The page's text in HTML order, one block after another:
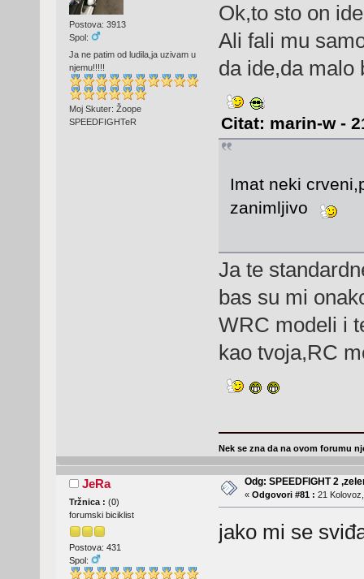
Postova: 3913
Spol:
Ja ne patim od ludila,ja uzivam u
njemu!!!!!
Moj Skuter: Žoope
SPEEDFIGHTeR
Ok,to sto on
Ali fali mu
da ide,da malo
Citat: marin-w -
Imat neki
zanimljivo
Ja te
bas su mi
WRC modeli i
kao tvoja,RC
Nek se zna da na ovom forumu
JeRa
Tržnica : (0)
forumski biciklist
Postova: 431
Spol:
Odg: SPEEDFIGHT 2
« Odgovori #81 : 21
jako mi se